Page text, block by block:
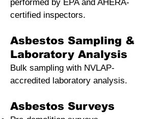
performed by EPA and AHERA-
certified inspectors.
Asbestos Sampling &
Laboratory Analysis
Bulk sampling with NVLAP-
accredited laboratory analysis.
Asbestos Surveys